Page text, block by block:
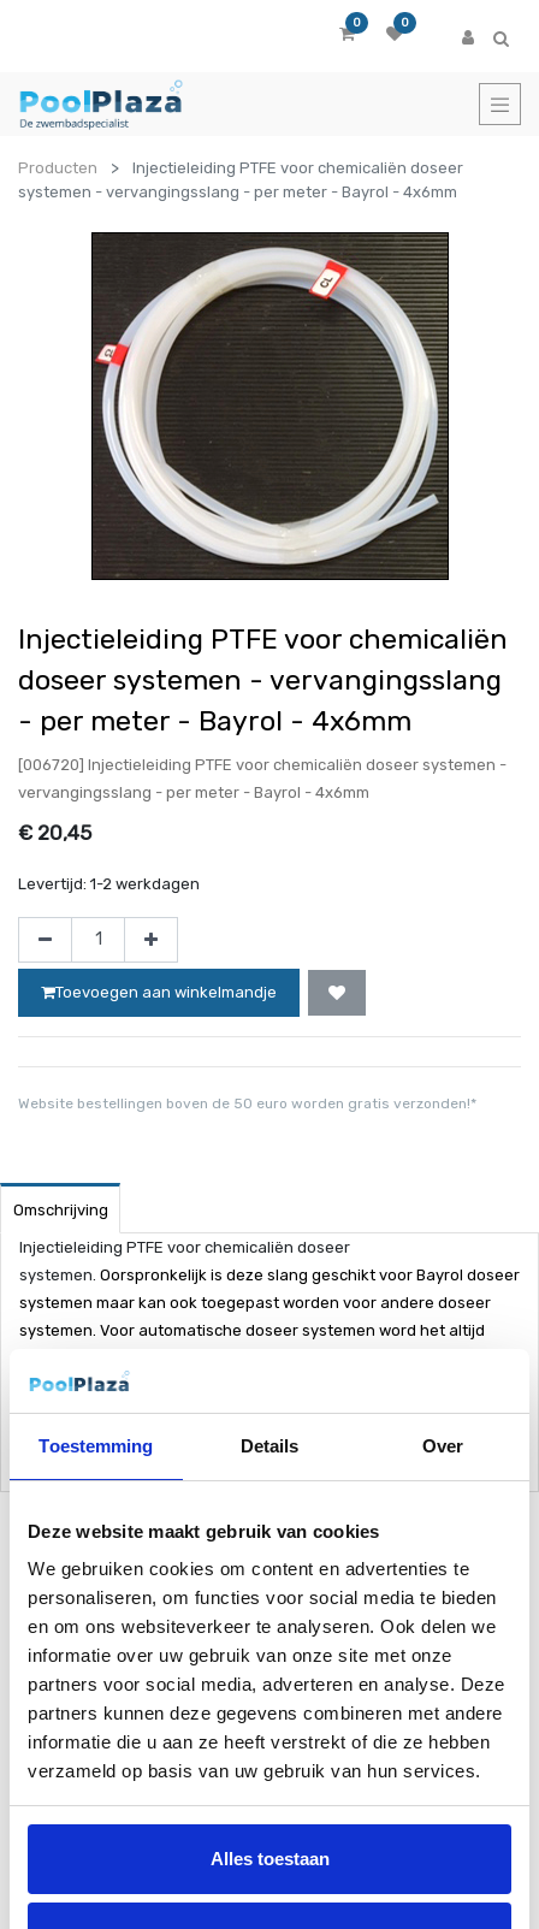
Toestemming Details Over
Deze website maakt gebruik van cookies
We gebruiken cookies om content en advertenties te
personaliseren, om functies voor social media te bieden
en om ons websiteverkeer te analyseren. Ook delen we
informatie over uw gebruik van onze site met onze
partners voor social media, adverteren en analyse. Deze
partners kunnen deze gegevens combineren met andere
informatie die u aan ze heeft verstrekt of die ze hebben
verzameld op basis van uw gebruik van hun services.
Alles toestaan
0 0
Producten
Injectieleiding PTFE voor chemicaliën doseer
systemen - vervangingsslang - per meter - Bayrol - 4x6mm
Injectieleiding PTFE voor chemicaliën
doseer systemen - vervangingsslang
- per meter - Bayrol - 4x6mm
[006720] Injectieleiding PTFE voor chemicaliën doseer systemen -
vervangingsslang - per meter - Bayrol - 4x6mm
€ 20,45
Levertijd: 1-2 werkdagen
Toevoegen aan winkelmandje
Website bestellingen boven de 50 euro worden gratis verzonden!*
Omschrijving
Injectieleiding PTFE voor chemicaliën doseer
systemen. Oorspronkelijk is deze slang geschikt voor Bayrol doseer
systemen maar kan ook toegepast worden voor andere doseer
systemen. Voor automatische doseer systemen word het altijd
De slangen worden aan een stuk geleverd tot 10 meter. Wil je meer
slang meters aan elkaar? Neem dan even contact op.
Gerelateerde Producten